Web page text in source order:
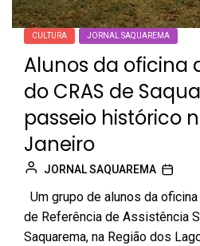
CULTURA JORNAL SAQUAREMA
Alunos da oficina
do CRAS de
passeio histórico
Janeiro
JORNAL SAQUAREMA
Um grupo de alunos da
de Referência de Assistência
Saquarema, na Região dos